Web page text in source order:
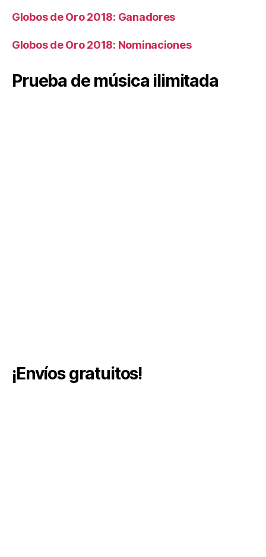
Globos de Oro 2018: Ganadores
Globos de Oro 2018: Nominaciones
Prueba de música ilimitada
¡Envíos gratuitos!